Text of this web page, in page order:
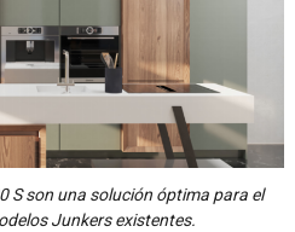
S son una solución óptima para el
Junkers existentes.